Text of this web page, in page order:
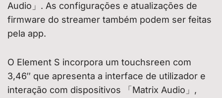
Audio」. As configurações e atualizações de
firmware do streamer também podem ser feitas
pela app.
O Element S incorpora um touchsreen com
3,46″ que apresenta a interface de utilizador e
interação com dispositivos 「Matrix Audio」,